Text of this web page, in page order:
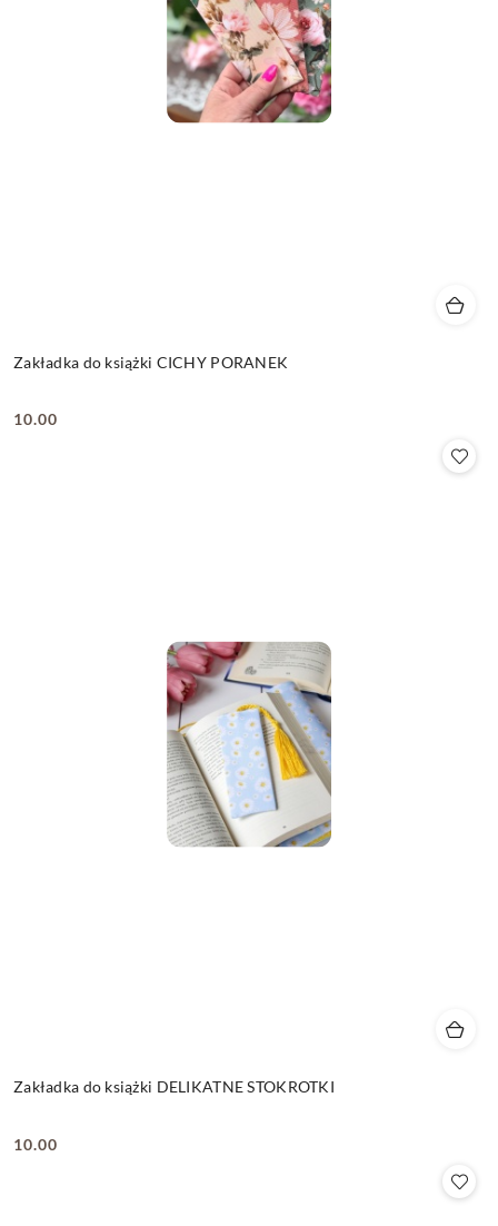
Zakładka do książki CICHY PORANEK
Cena:
10.00
Zakładka do książki DELIKATNE STOKROTKI
Cena:
10.00